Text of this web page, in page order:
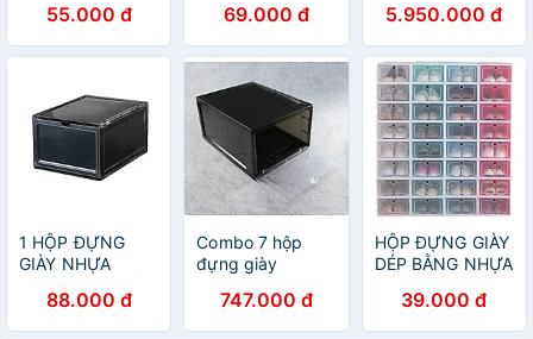
55.000 đ
Báo Lớn, Cảm
Biến Báo Động
Thông Minh Tiện
Lợi, 2 Chế Độ,
Tặng Kèm Pin 9V
69.000 đ 5.950.000 đ
1 HỘP ĐỰNG
GIÀY NHỰA
-NẮP TRONG
SUỐT TÍCH HỢP
88.000 đ
Combo 7 hộp
đựng giày
tặng một hộp đi
kèm
747.000 đ
HỘP ĐỰNG GIÀY
DÉP BẰNG NHỰA
DIỆN TÍCH
39.000 đ